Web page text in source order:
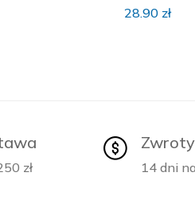
28.90 zł
zł
Zwroty
14 dni